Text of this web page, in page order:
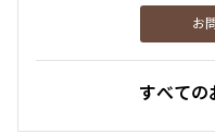
お
すべての